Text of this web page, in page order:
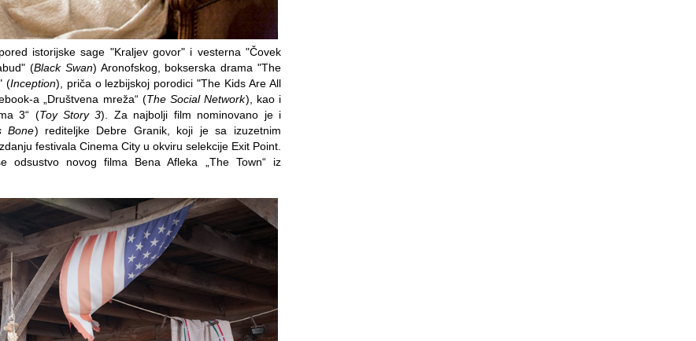
istorijske sage "Kraljev govor" i vesterna "Čovek
(Black Swan) Aronofskog, bokserska drama "The
(Inception), priča o lezbijskoj porodici "The Kids Are All
a „Društvena mreža“ (The Social Network), kao i
3“ (Toy Story 3). Za najbolji film nominovano je i
Bone) rediteljke Debre Granik, koji je sa izuzetnim
festivala Cinema City u okviru selekcije Exit Point.
odsustvo novog filma Bena Afleka „The Town“ iz